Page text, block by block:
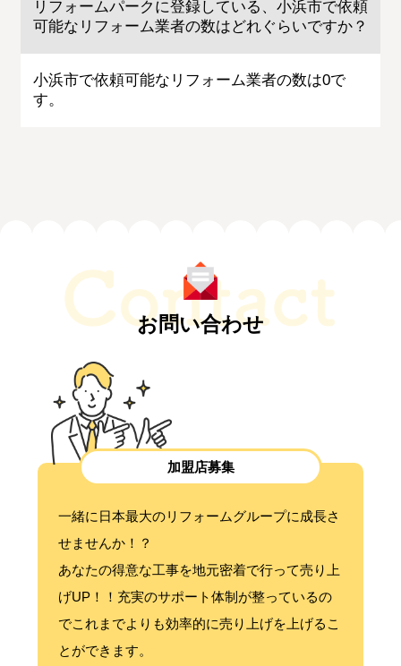
リフォームパークに登録している、小浜市で依頼
可能なリフォーム業者の数はどれぐらいですか？
小浜市で依頼可能なリフォーム業者の数は0で
す。
お問い合わせ
加盟店募集
一緒に日本最大のリフォームグループに成長さ
せませんか！？
あなたの得意な工事を地元密着で行って売り上
げUP！！充実のサポート体制が整っているの
でこれまでよりも効率的に売り上げを上げるこ
とができます。